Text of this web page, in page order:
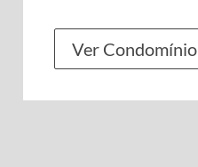
Ver Condomínio